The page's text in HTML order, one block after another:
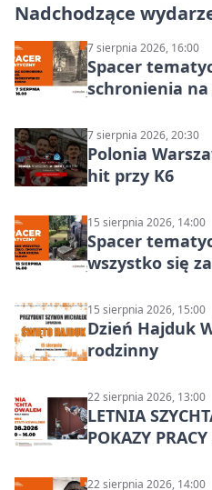
Nadchodzące
7 sierpnia 2026, 16:00
Spacer
schronienia
7 sierpnia 2026, 20:30
Polonia
hit przy K6
15 sierpnia 2026, 14:00
Spacer
wszystko się
15 sierpnia 2026, 15:00
Dzień Hajduk
rodzinny
22 sierpnia 2026, 13:00
LETNIA
POKAZY
22 sierpnia 2026, 14:00